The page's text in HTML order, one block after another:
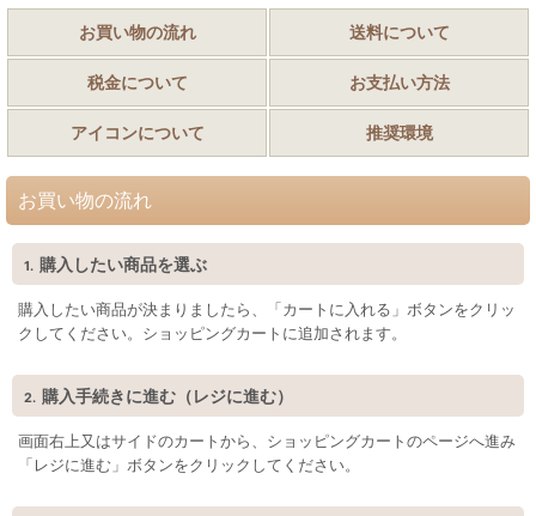
お買い物の流れ 送料について
税金について お支払い方法
アイコンについて 推奨環境
お買い物の流れ
1. 購入したい商品を選ぶ
購入したい商品が決まりましたら、「カートに入れる」ボタンをクリッ
クしてください。ショッピングカートに追加されます。
2. 購入手続きに進む（レジに進む）
画面右上又はサイドのカートから、ショッピングカートのページへ進み
「レジに進む」ボタンをクリックしてください。